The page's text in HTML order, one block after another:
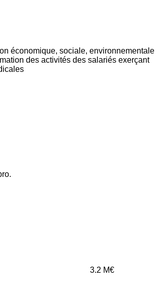
économique, sociale, environnementale
des activités des salariés exerçant
3.2 M€